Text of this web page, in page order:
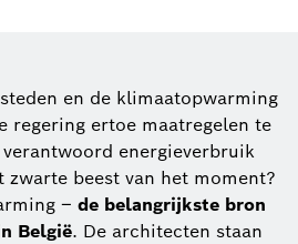
en de klimaatopwarming
regering ertoe maatregelen te
energieverbruik
zwarte beest van het moment?
– de belangrijkste bron
België. De architecten staan